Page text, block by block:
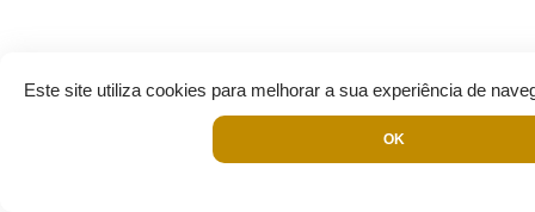
Este site utiliza cookies para melhorar a sua experiência de
OK